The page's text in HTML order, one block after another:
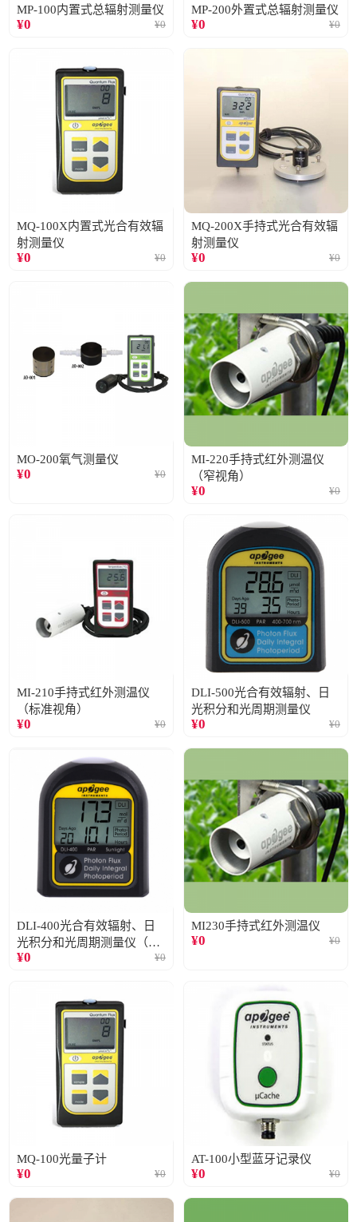
MP-100内置式总辐射测量仪
¥0 ¥0
MP-200外置式总辐射测量仪
¥0 ¥0
MQ-100X内置式光合有效辐
射测量仪
¥0 ¥0
MQ-200X手持式光合有效辐
射测量仪
¥0 ¥0
MO-200氧气测量仪
¥0 ¥0
MI-220手持式红外测温仪
（窄视角）
¥0 ¥0
MI-210手持式红外测温仪
（标准视角）
¥0 ¥0
DLI-500光合有效辐射、日
光积分和光周期测量仪
¥0 ¥0
DLI-400光合有效辐射、日
光积分和光周期测量仪（仅
阳光）
¥0 ¥0
MI230手持式红外测温仪
¥0 ¥0
MQ-100光量子计
¥0 ¥0
AT-100小型蓝牙记录仪
¥0 ¥0